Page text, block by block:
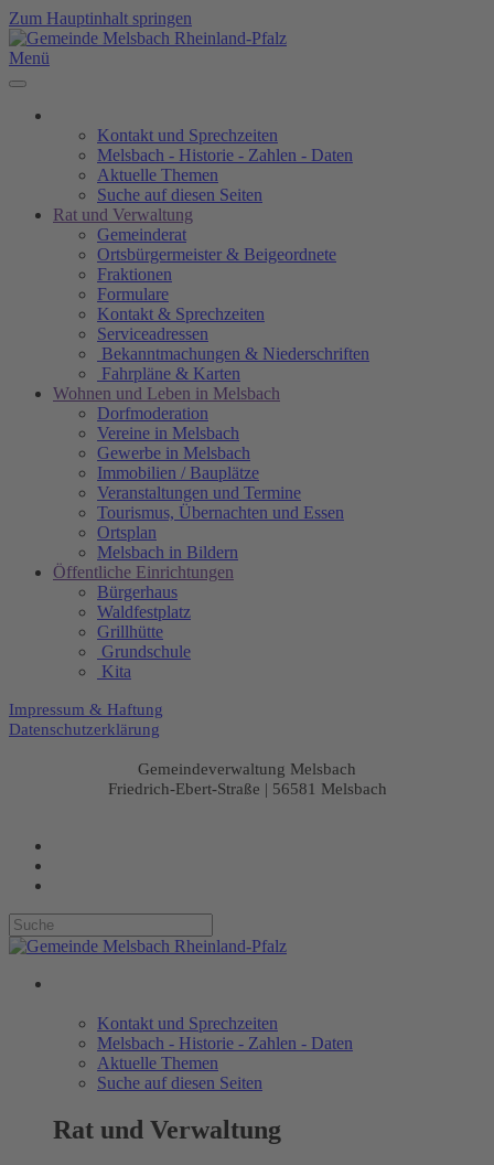
Zum Hauptinhalt springen
Menü
Kontakt und Sprechzeiten
Melsbach - Historie - Zahlen - Daten
Aktuelle Themen
Suche auf diesen Seiten
Rat und Verwaltung
Gemeinderat
Ortsbürgermeister & Beigeordnete
Fraktionen
Formulare
Kontakt & Sprechzeiten
Serviceadressen
Bekanntmachungen & Niederschriften
Fahrpläne & Karten
Wohnen und Leben in Melsbach
Dorfmoderation
Vereine in Melsbach
Gewerbe in Melsbach
Immobilien / Bauplätze
Veranstaltungen und Termine
Tourismus, Übernachten und Essen
Ortsplan
Melsbach in Bildern
Öffentliche Einrichtungen
Bürgerhaus
Waldfestplatz
Grillhütte
Grundschule
Kita
Impressum & Haftung
Datenschutzerklärung
Gemeindeverwaltung Melsbach
Friedrich-Ebert-Straße | 56581 Melsbach
Kontakt und Sprechzeiten
Melsbach - Historie - Zahlen - Daten
Aktuelle Themen
Suche auf diesen Seiten
Rat und Verwaltung